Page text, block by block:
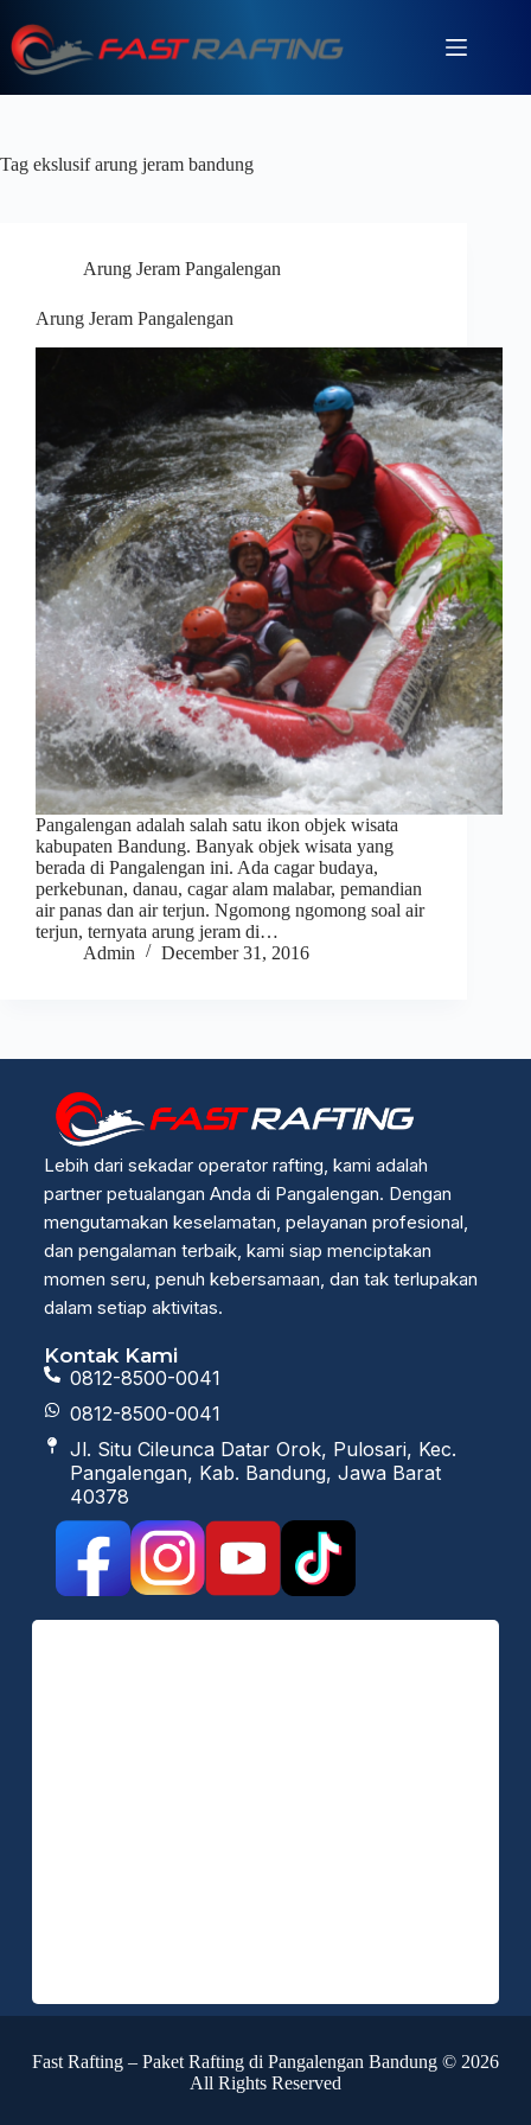
Tag ekslusif arung jeram bandung
Arung Jeram Pangalengan
Arung Jeram Pangalengan
Pangalengan adalah salah satu ikon objek wisata
kabupaten Bandung. Banyak objek wisata yang
berada di Pangalengan ini. Ada cagar budaya,
perkebunan, danau, cagar alam malabar, pemandian
air panas dan air terjun. Ngomong ngomong soal air
terjun, ternyata arung jeram di…
Admin
December 31, 2016
Lebih dari sekadar operator rafting, kami adalah
partner petualangan Anda di Pangalengan. Dengan
mengutamakan keselamatan, pelayanan profesional,
dan pengalaman terbaik, kami siap menciptakan
momen seru, penuh kebersamaan, dan tak terlupakan
dalam setiap aktivitas.
Kontak Kami
0812-8500-0041
0812-8500-0041
Jl. Situ Cileunca Datar Orok, Pulosari, Kec.
Pangalengan, Kab. Bandung, Jawa Barat
40378
Fast Rafting – Paket Rafting di Pangalengan Bandung © 2026
All Rights Reserved